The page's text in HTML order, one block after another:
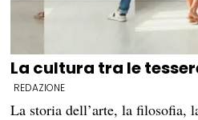
La cultura tra le
REDAZIONE
La storia dell’arte, la filosofia,